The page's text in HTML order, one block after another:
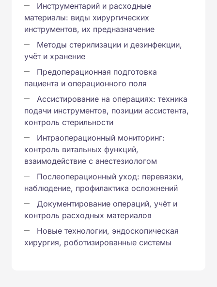
Инструментарий и расходные
материалы: виды хирургических
инструментов, их предназначение
Методы стерилизации и дезинфекции,
учёт и хранение
Предоперационная подготовка
пациента и операционного поля
Ассистирование на операциях: техника
подачи инструментов, позиции ассистента,
контроль стерильности
Интраоперационный мониторинг:
контроль витальных функций,
взаимодействие с анестезиологом
Послеоперационный уход: перевязки,
наблюдение, профилактика осложнений
Документирование операций, учёт и
контроль расходных материалов
Новые технологии, эндоскопическая
хирургия, роботизированные системы